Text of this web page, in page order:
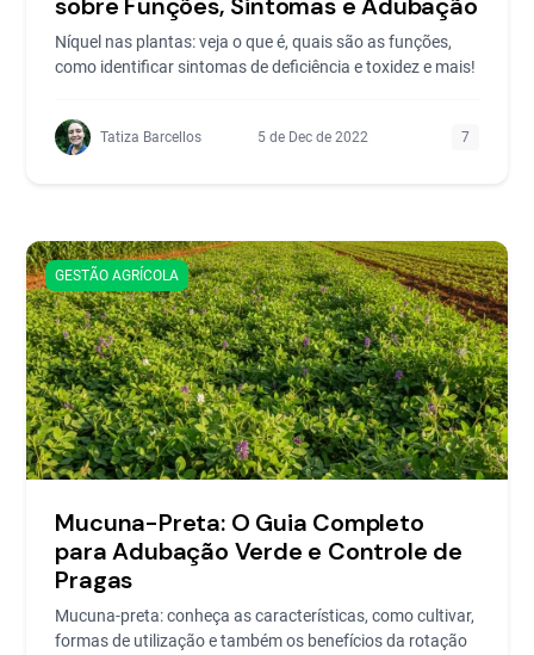
Níquel nas plantas: veja o que é, quais são as funções,
como identificar sintomas de deficiência e toxidez e mais!
Tatiza Barcellos 5 de Dec de 2022 7
GESTÃO AGRÍCOLA
Mucuna-Preta: O Guia Completo
para Adubação Verde e Controle de
Pragas
Mucuna-preta: conheça as características, como cultivar,
formas de utilização e também os benefícios da rotação